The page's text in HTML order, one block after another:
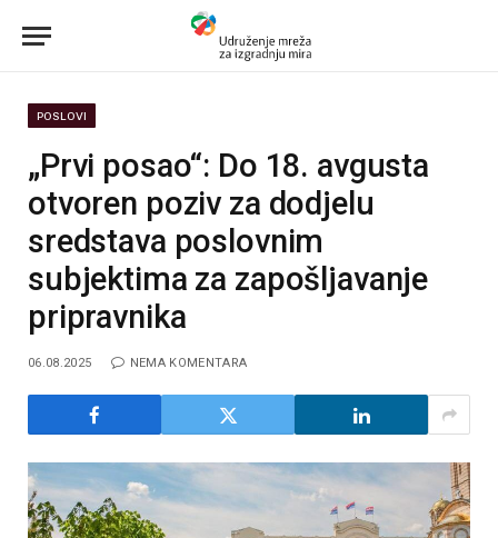
POSLOVI
„Prvi posao“: Do 18. avgusta
otvoren poziv za dodjelu
sredstava poslovnim
subjektima za zapošljavanje
pripravnika
06.08.2025 NEMA KOMENTARA